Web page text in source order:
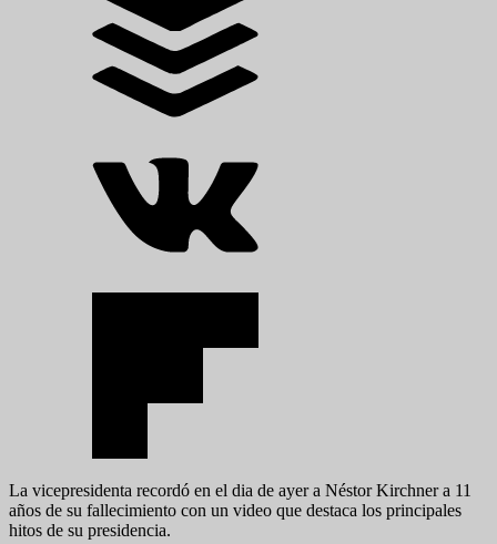
La vicepresidenta recordó en el dia de ayer a Néstor Kirchner a 11
años de su fallecimiento con un video que destaca los principales
hitos de su presidencia.